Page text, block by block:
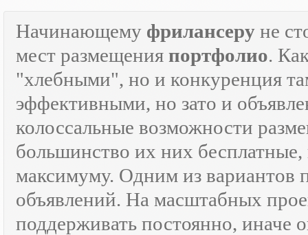
Начинающему фрилансеру не
мест размещения портфолио.
"хлебными", но и конкуренция
эффективными, но зато и
колоссальные возможности
большинство их них
максимуму. Одним из вариантов
объявлений. На масштабных
поддерживать постоянно, иначе